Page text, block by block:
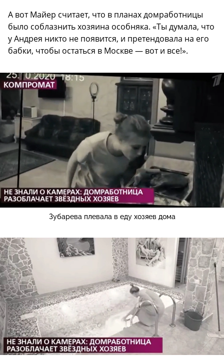
А вот Майер считает, что в планах домработницы
было соблазнить хозяина особняка. «Ты думала, что
у Андрея никто не появится, и претендовала на его
бабки, чтобы остаться в Москве — вот и все!».
Зубарева плевала в еду хозяев дома